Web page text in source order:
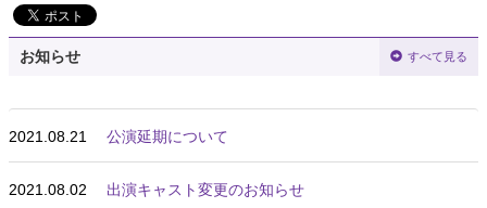
お知らせ すべて見る
2021.08.21 公演延期について
2021.08.02 出演キャスト変更のお知らせ